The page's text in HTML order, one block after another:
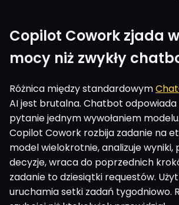
Copilot Cowork zjada
mocy niż zwykły
Różnica między standardowym
AI jest brutalna. Chatbot odpowiada
pytanie jednym wywołaniem
Copilot Cowork rozbija zadanie na
model wielokrotnie, analizuje wyniki,
decyzje, wraca do poprzednich
zadanie to dziesiątki requestów.
uruchamia setki zadań tygodniowo.